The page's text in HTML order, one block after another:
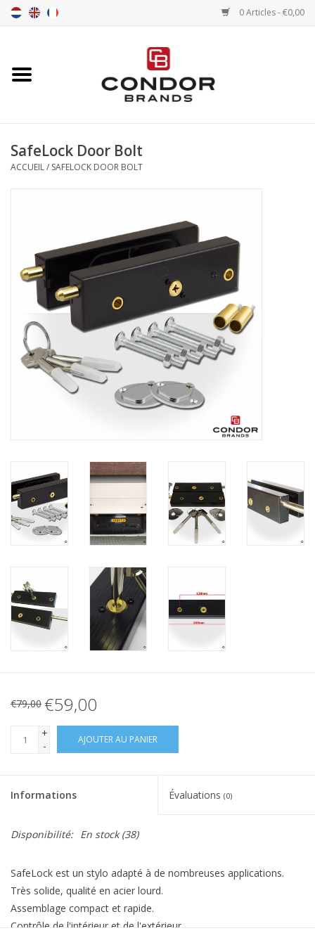
0 Articles - €0,00
Accueil
Motorsport Merchandise
Transport
Chrono
Protection
Marqueurs
SafeLock Door Bolt
ACCUEIL/ SAFELOCK DOOR BOLT
€79,00 €59,00
+
-
AJOUTER AU PANIER
Informations Évaluations (0)
Disponibilité: En stock(38)
SafeLock est un stylo adapté à de nombreuses applications.
Très solide, qualité en acier lourd.
Assemblage compact et rapide.
Contrôle de l'intérieur et de l'extérieur.